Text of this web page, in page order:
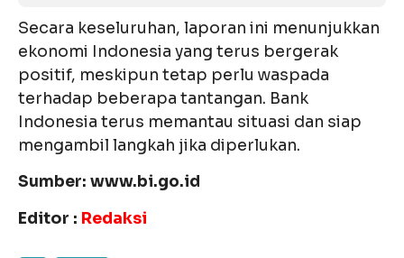
Secara keseluruhan, laporan ini menunjukkan
ekonomi Indonesia yang terus bergerak
positif, meskipun tetap perlu waspada
terhadap beberapa tantangan. Bank
Indonesia terus memantau situasi dan siap
mengambil langkah jika diperlukan.
Sumber: www.bi.go.id
Editor : Redaksi